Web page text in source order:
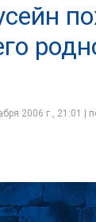
2006 г., 21:01 |